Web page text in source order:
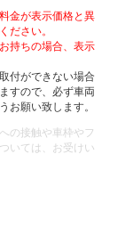
金が表示価格と異
ださい。
持ちの場合、表示
付ができない場合
すので、必ず車両
お願い致します。
の接触や車枠やフ
いては、お受けい